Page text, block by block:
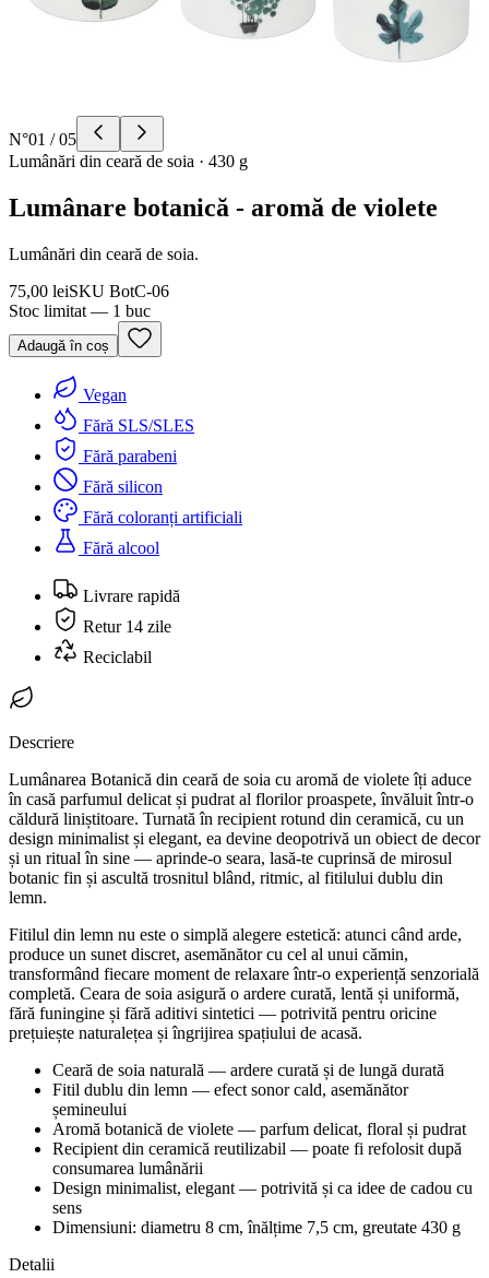
N°01 /05
Lumânări din ceară de soia · 430 g
Lumânare botanică - aromă de violete
Lumânări din ceară de soia.
75,00 leiSKU BotC-06
Stoc limitat — 1 buc
Adaugă în coș
Vegan
Fără SLS/SLES
Fără parabeni
Fără silicon
Fără coloranți artificiali
Fără alcool
Livrare rapidă
Retur 14 zile
Reciclabil
Descriere
Lumânarea Botanică din ceară de soia cu aromă de violete îți aduce
în casă parfumul delicat și pudrat al florilor proaspete, învăluit într-o
căldură liniștitoare. Turnată în recipient rotund din ceramică, cu un
design minimalist și elegant, ea devine deopotrivă un obiect de decor
și un ritual în sine — aprinde-o seara, lasă-te cuprinsă de mirosul
botanic fin și ascultă trosnitul blând, ritmic, al fitilului dublu din
lemn.
Fitilul din lemn nu este o simplă alegere estetică: atunci când arde,
produce un sunet discret, asemănător cu cel al unui cămin,
transformând fiecare moment de relaxare într-o experiență senzorială
completă. Ceara de soia asigură o ardere curată, lentă și uniformă,
fără funingine și fără aditivi sintetici — potrivită pentru oricine
prețuiește naturalețea și îngrijirea spațiului de acasă.
Ceară de soia naturală — ardere curată și de lungă durată
Fitil dublu din lemn — efect sonor cald, asemănător
șemineului
Aromă botanică de violete — parfum delicat, floral și pudrat
Recipient din ceramică reutilizabil — poate fi refolosit după
consumarea lumânării
Design minimalist, elegant — potrivită și ca idee de cadou cu
sens
Dimensiuni: diametru 8 cm, înălțime 7,5 cm, greutate 430 g
Detalii